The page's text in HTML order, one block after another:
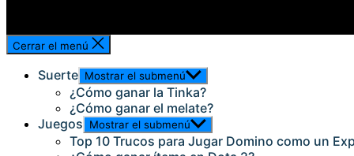
Cerrar el menú
Suerte Mostrar el submenú
¿Cómo ganar la Tinka?
¿Cómo ganar el melate?
Juegos
Mostrar el submenú
Top 10 Trucos para Jugar Domino como un